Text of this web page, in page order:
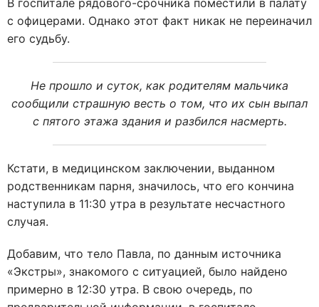
В госпитале рядового-срочника поместили в палату
с офицерами. Однако этот факт никак не переиначил
его судьбу.
Не прошло и суток, как родителям мальчика
сообщили страшную весть о том, что их сын выпал
с пятого этажа здания и разбился насмерть.
Кстати, в медицинском заключении, выданном
родственникам парня, значилось, что его кончина
наступила в 11:30 утра в результате несчастного
случая.
Добавим, что тело Павла, по данным источника
«Экстры», знакомого с ситуацией, было найдено
примерно в 12:30 утра. В свою очередь, по